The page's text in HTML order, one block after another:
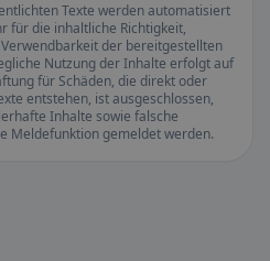
Texte werden automatisiert
für die inhaltliche Richtigkeit,
der bereitgestellten
Nutzung der Inhalte erfolgt auf
für Schäden, die direkt oder
entstehen, ist ausgeschlossen,
Inhalte sowie falsche
Meldefunktion gemeldet werden.